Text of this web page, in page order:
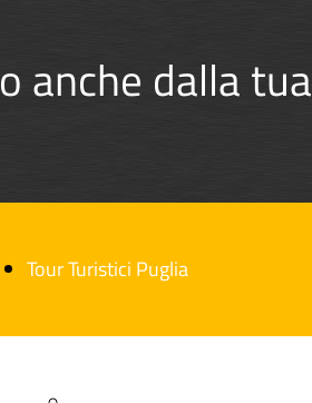
anche dalla tua
Tour Turistici Puglia